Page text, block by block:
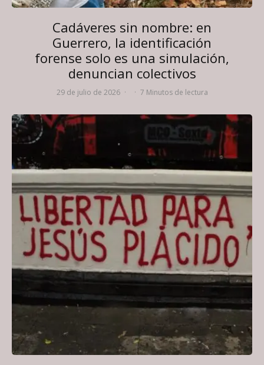
Cadáveres sin nombre: en
Guerrero, la identificación
forense solo es una simulación,
denuncian colectivos
29 de julio de 2026 · · 7 Minutos de lectura